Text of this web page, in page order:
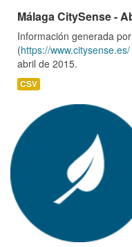
Málaga CitySense -
Información generada
(https://www.citysense.es/
abril de 2015.
CSV